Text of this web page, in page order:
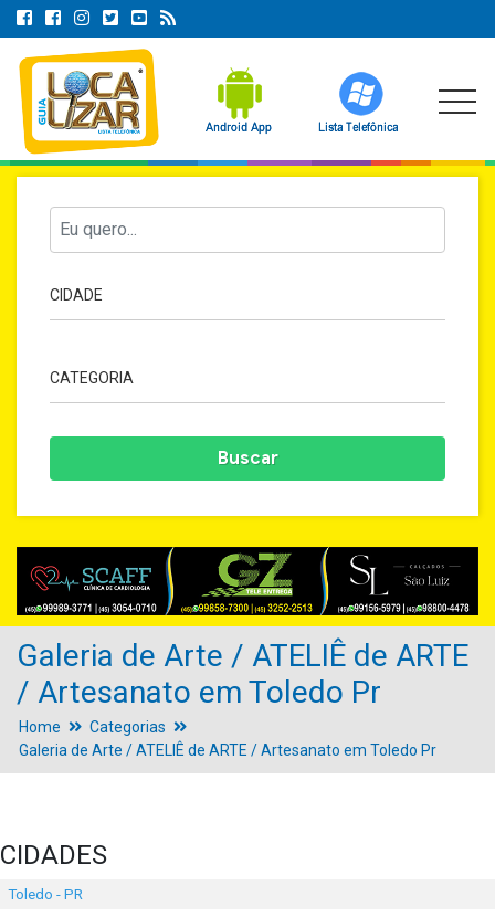
Galeria de Arte / ATELIÊ de ARTE
/ Artesanato em Toledo Pr
Home
Categorias
Galeria de Arte / ATELIÊ de ARTE / Artesanato em Toledo Pr
CIDADES
Toledo - PR